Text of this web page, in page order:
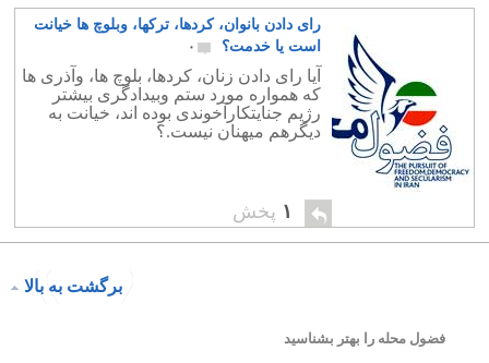
رای دادن بانوان، کردها، ترکها، وبلوچ ها خیانت
است یا خدمت؟
۰
آیا رای دادن زنان، کردها، بلوچ ها، وآذری ها
که همواره مورد ستم وبیدادگری بیشتر
رژیم جنایتکارآخوندی بوده اند، خیانت به
دیگرهم میهنان نیست.؟
۱ پخش
برگشت به بالا
فضول محله را بهتر بشناسید